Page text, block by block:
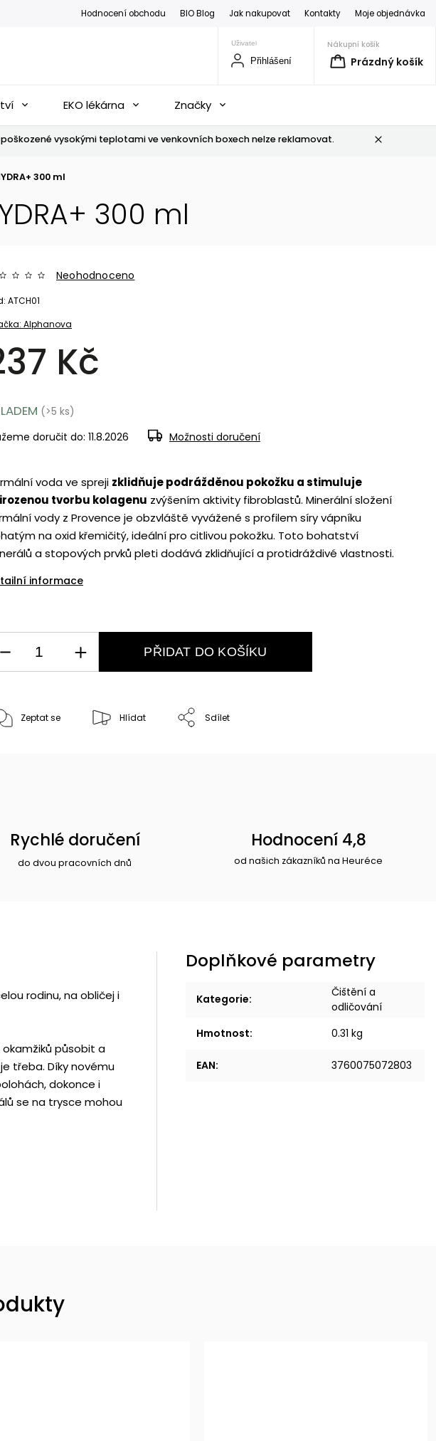
Hodnocení obchodu BIO Blog Jak nakupovat Kontakty Moje objednávka
Nákupní košík
Prázdný košík
Přihlášení
EKO lékárna Značky
vysokými teplotami ve venkovních boxech nelze reklamovat.
300 ml
300 ml
Alphanova
Neohodnoceno
Kč
ATCH01
voda ve spreji zklidňuje podrážděnou pokožku a stimuluje
tvorbu kolagenu zvýšením aktivity fibroblastů. Minerální složení
vody z Provence je obzvláště vyvážené s profilem síry vápníku
na oxid křemičitý, ideální pro citlivou pokožku. Toto bohatství
a stopových prvků pleti dodává zklidňující a protidráždivé vlastnosti.
informace
(>5 ks)
doručit do: 11.8.2026 Možnosti doručení
PŘIDAT DO KOŠÍKU
Zeptat se Hlídat Sdílet
Rychlé doručení
do dvou pracovních dnů
Hodnocení 4,8
od našich zákazníků na Heuréce
rodinu, na obličej i
působit a
třeba. Díky novému
dokonce i
se na trysce mohou
Doplňkové parametry
Kategorie:
Čištění a
odličování
Hmotnost: 0.31 kg
EAN: 3760075072803